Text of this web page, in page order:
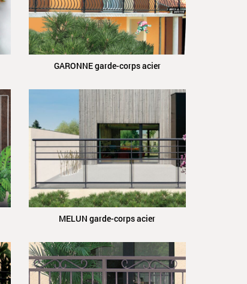
GARONNE garde-corps acier
MELUN garde-corps acier